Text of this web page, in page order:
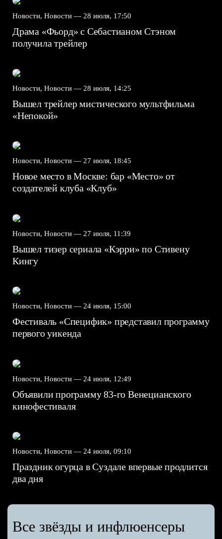
Новости, Новости — 28 июля, 17:50
Драма «Фьорд» с Себастианом Стэном
получила трейлер
Новости, Новости — 28 июля, 14:25
Вышел трейлер мистического мультфильма
«Непокой»
Новости, Новости — 27 июля, 18:45
Новое место в Москве: бар «Место» от
создателей клуба «Клуб»
Новости, Новости — 27 июля, 11:39
Вышел тизер сериала «Кэрри» по Стивену
Кингу
Новости, Новости — 24 июля, 15:00
Фестиваль «Специфик» представил программу
первого уикенда
Новости, Новости — 24 июля, 12:49
Объявили программу 83-го Венецианского
кинофестиваля
Новости, Новости — 24 июля, 09:10
Праздник огурца в Суздале впервые продлится
два дня
Все звёзды и инфлюенсеры